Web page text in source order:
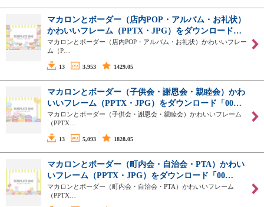
マカロンとボーダー（店内POP・アルバム・お礼状）
かわいいフレーム（PPTX・JPG）をダウンロード…
マカロンとボーダー（店内POP・アルバム・お礼状）かわいいフレー
ム（P…
13 3,953 1429.05
マカロンとボーダー（子供会・謝恩会・親睦会）かわ
いいフレーム（PPTX・JPG）をダウンロード「00…
マカロンとボーダー（子供会・謝恩会・親睦会）かわいいフレーム
（PPTX…
13 5,093 1828.05
マカロンとボーダー（町内会・自治会・PTA）かわい
いフレーム（PPTX・JPG）をダウンロード「00…
マカロンとボーダー（町内会・自治会・PTA）かわいいフレーム
（PPTX…